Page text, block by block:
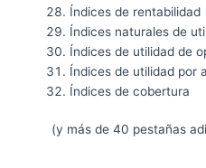
Índices de rentabilidad
Índices naturales de
Índices de utilidad de
Índices de utilidad por
Índices de cobertura
(y más de 40 pestañas